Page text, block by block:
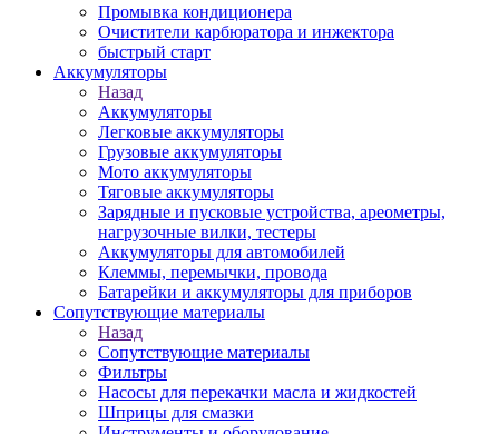
Промывка кондиционера
Очистители карбюратора и инжектора
быстрый старт
Аккумуляторы
Назад
Аккумуляторы
Легковые аккумуляторы
Грузовые аккумуляторы
Мото аккумуляторы
Тяговые аккумуляторы
Зарядные и пусковые устройства, ареометры,
нагрузочные вилки, тестеры
Аккумуляторы для автомобилей
Клеммы, перемычки, провода
Батарейки и аккумуляторы для приборов
Сопутствующие материалы
Назад
Сопутствующие материалы
Фильтры
Насосы для перекачки масла и жидкостей
Шприцы для смазки